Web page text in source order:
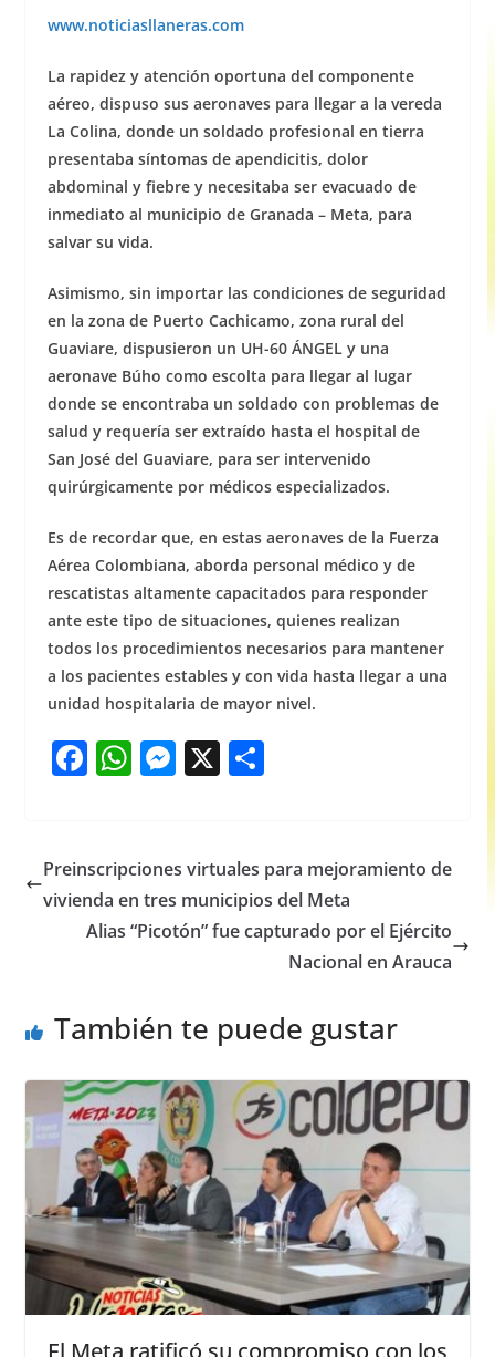
www.noticiasllaneras.com
La rapidez y atención oportuna del componente
aéreo, dispuso sus aeronaves para llegar a la vereda
La Colina, donde un soldado profesional en tierra
presentaba síntomas de apendicitis, dolor
abdominal y fiebre y necesitaba ser evacuado de
inmediato al municipio de Granada – Meta, para
salvar su vida.
Asimismo, sin importar las condiciones de seguridad
en la zona de Puerto Cachicamo, zona rural del
Guaviare, dispusieron un UH-60 ÁNGEL y una
aeronave Búho como escolta para llegar al lugar
donde se encontraba un soldado con problemas de
salud y requería ser extraído hasta el hospital de
San José del Guaviare, para ser intervenido
quirúrgicamente por médicos especializados.
Es de recordar que, en estas aeronaves de la Fuerza
Aérea Colombiana, aborda personal médico y de
rescatistas altamente capacitados para responder
ante este tipo de situaciones, quienes realizan
todos los procedimientos necesarios para mantener
a los pacientes estables y con vida hasta llegar a una
unidad hospitalaria de mayor nivel.
F
e
b
o
W
s
A
p
M
e
n
g
X S
e
Preinscripciones virtuales para mejoramiento de
vivienda en tres municipios del Meta
Alias “Picotón” fue capturado por el Ejército
Nacional en Arauca
También te puede gustar
El Meta ratificó su compromiso con los